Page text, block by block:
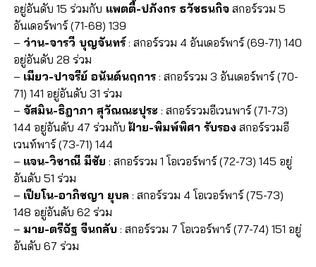
อยู่อันดับ 15 ร่วมกับ แพตตี้-ปภังกร ธวัชธนกิจสกอร์รวม 5
อันเดอร์พาร์ (71-68) 139
– ว่าน-จารวี บุญจันทร์: สกอร์รวม 4 อันเดอร์พาร์ (69-71) 140
อยู่อันดับ 28 ร่วม
– เมียว-ปาจรีย์ อนันต์นฤการ: สกอร์รวม 3 อันเดอร์พาร์ (70-
71) 141 อยู่อันดับ 31 ร่วม
– จัสมิน-ธิฎาภา สุวัณณะปุระ: สกอร์รวมอีเวนพาร์ (71-73)
144 อยู่อันดับ 47 ร่วมกับ ฝ้าย-พิมพ์พิศา รับรอง สกอร์รวมอี
เวนท์พาร์ (73-71) 144
– แจน-วิชาณี มีชัย : สกอร์รวม 1 โอเวอร์พาร์ (72-73) 145 อยู่
อันดับ 51 ร่วม
– เปียโน-อาภิชญา ยุบล : สกอร์รวม 4 โอเวอร์พาร์ (75-73)
148 อยู่อันดับ 62 ร่วม
– มาย-ตรีฉัฐ จีนกลับ: สกอร์รวม 7 โอเวอร์พาร์ (77-74) 151 อยู่
อันดับ 67 ร่วม